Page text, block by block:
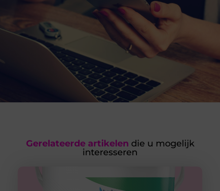
Gerelateerde artikelen die u mogelijk
interesseren